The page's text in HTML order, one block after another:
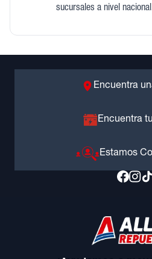
sucursales a nivel
Encuentra
Encuentra
Estamos